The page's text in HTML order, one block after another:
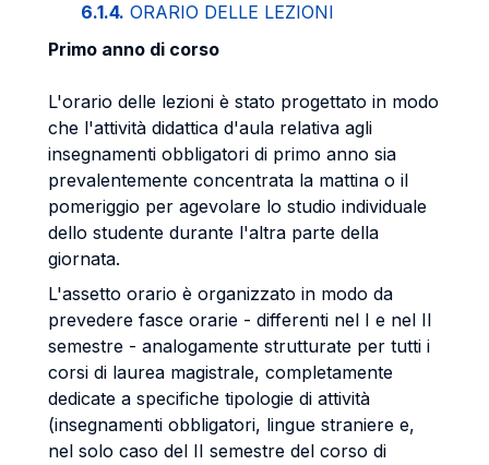
6.1.4. ORARIO DELLE LEZIONI
Primo anno di corso
L'orario delle lezioni è stato progettato in modo
che l'attività didattica d'aula relativa agli
insegnamenti obbligatori di primo anno sia
prevalentemente concentrata la mattina o il
pomeriggio per agevolare lo studio individuale
dello studente durante l'altra parte della
giornata.
L'assetto orario è organizzato in modo da
prevedere fasce orarie - differenti nel I e nel II
semestre - analogamente strutturate per tutti i
corsi di laurea magistrale, completamente
dedicate a specifiche tipologie di attività
(insegnamenti obbligatori, lingue straniere e,
nel solo caso del II semestre del corso di